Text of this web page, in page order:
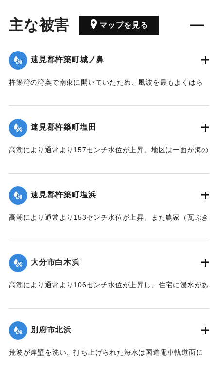
主な被害 マップを見る
速見郡杵築町城ノ鼻
杵築湾の湾奥で南東に開いていたため、風波を最もよくはら
により通常より155センチ水位が上昇した。
｜固有コード:00513033
速見郡杵築町塩田
高潮により通常より157センチ水位が上昇。地区は一面が海の
約700メートル国東鉄道橋下附近まで、そのままの状態で潮流
に流された。
速見郡杵築町塩浜
高潮により通常より153センチ水位が上昇。また農家（瓦ぶき
ままの状態で潮流に流された。
｜固有コード:00513035
大分市白木浜
高潮により通常より106センチ水位が上昇し、住宅に浸水があ
別府市北浜
荒波が岸壁を洗い、打ち上げられた海水は国道電車軌道面に